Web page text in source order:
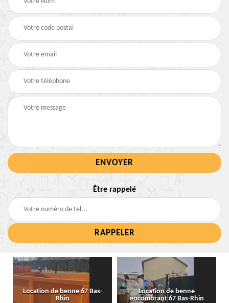
Être rappelé
Location de benne 67 Bas-
Rhin
Location de benne
encombrant 67 Bas-Rhin